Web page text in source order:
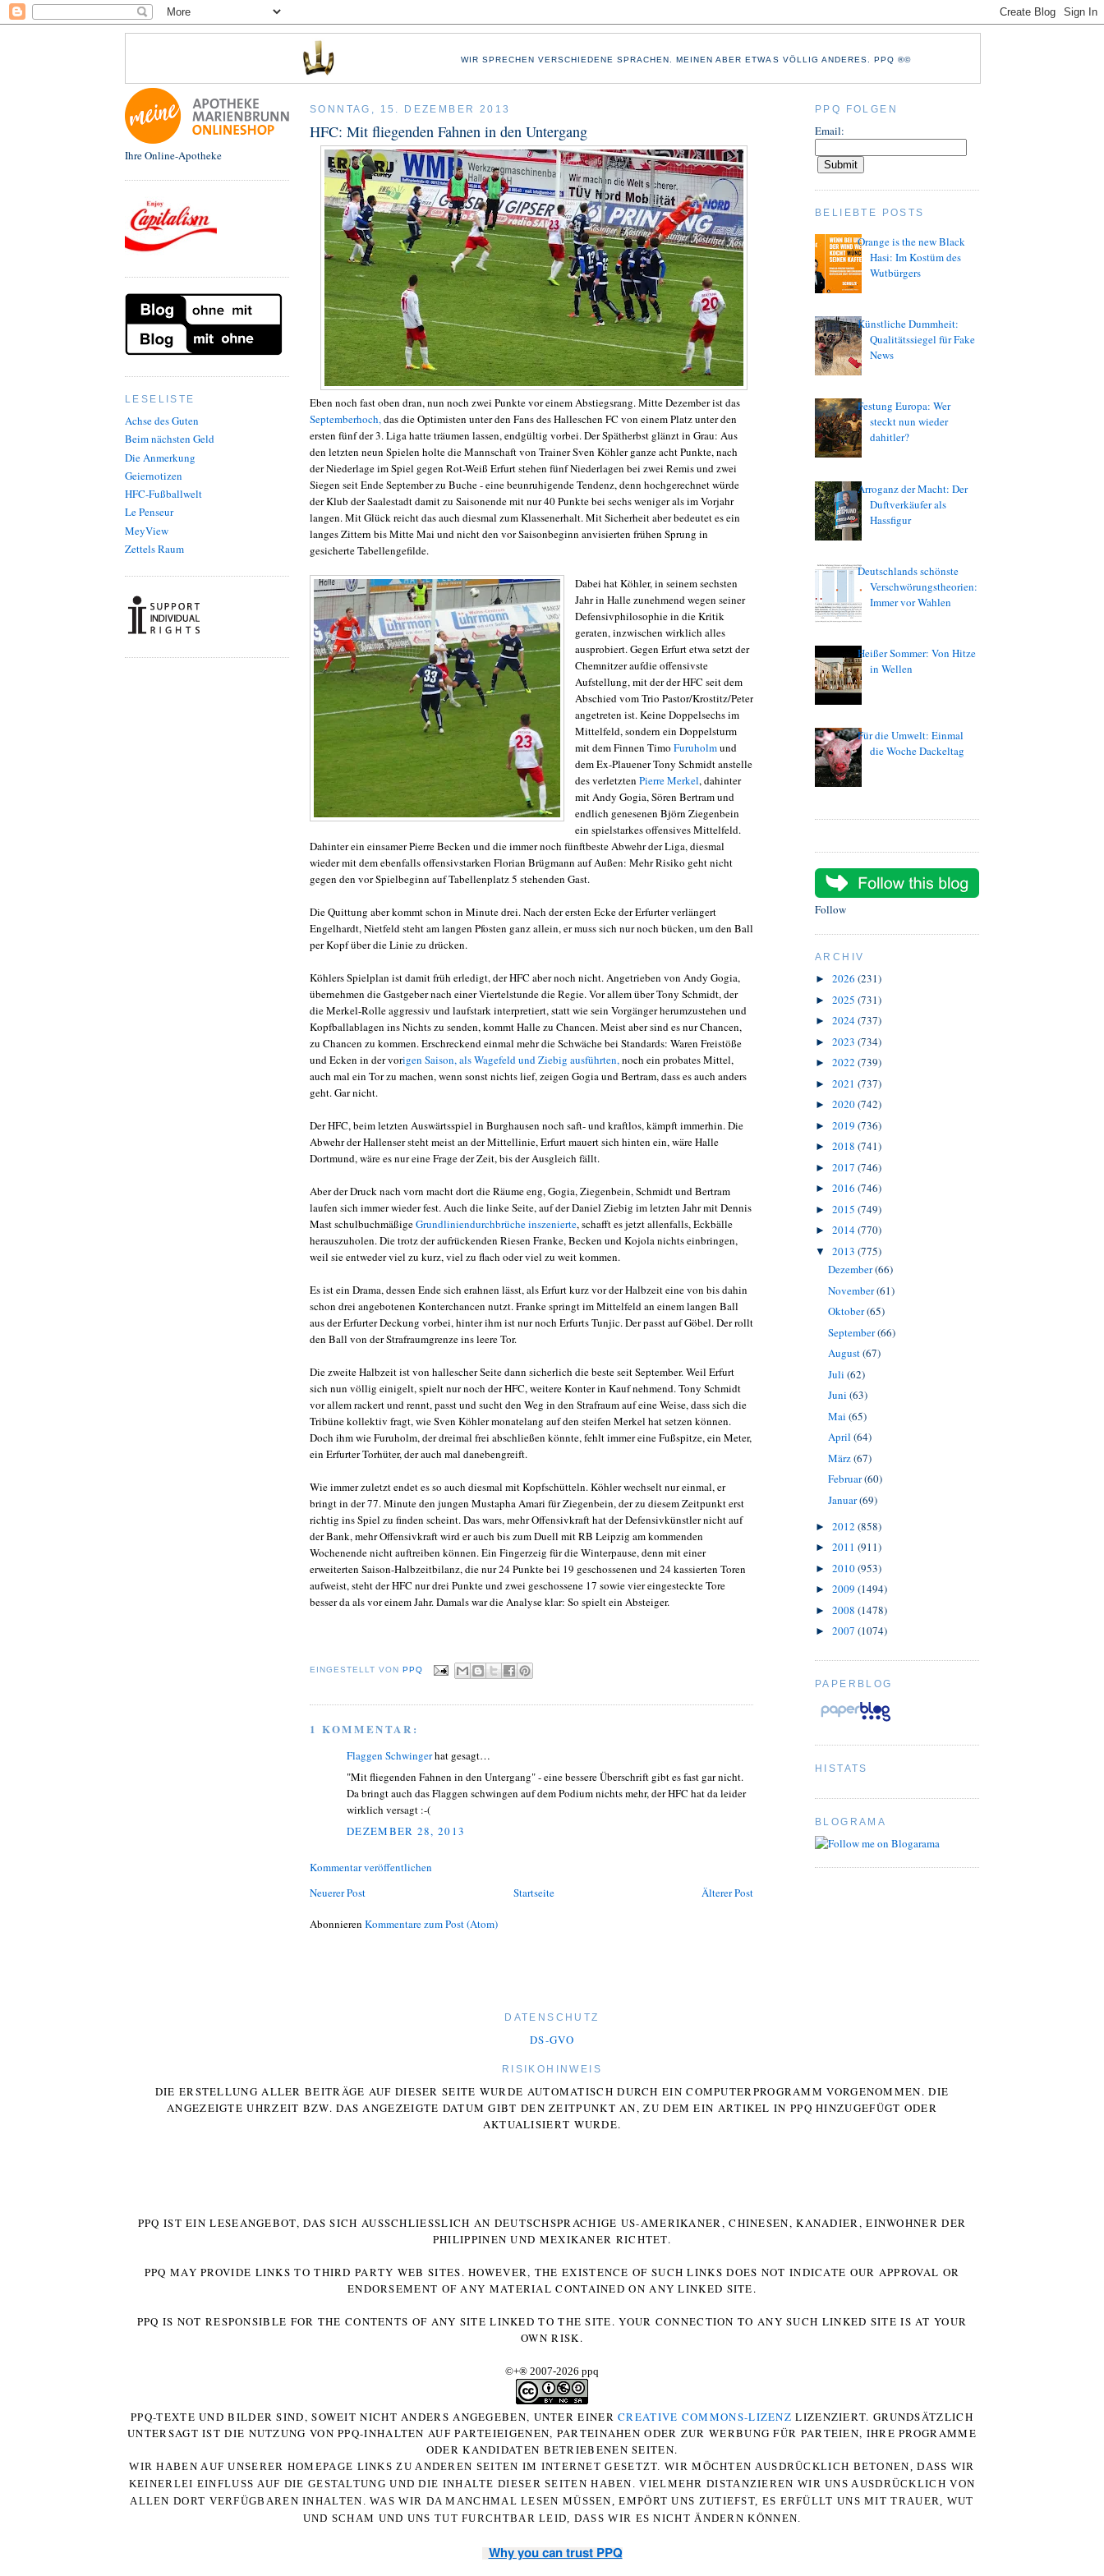
WIR SPRECHEN VERSCHIEDENE SPRACHEN. MEINEN ABER ETWAS VÖLLIG ANDERES. PPQ ®©
Ihre Online-Apotheke
LESELISTE
Achse des Guten
Beim nächsten Geld
Die Anmerkung
Geiernotizen
HFC-Fußballwelt
Le Penseur
MeyView
Zettels Raum
SONNTAG, 15. DEZEMBER 2013
HFC: Mit fliegenden Fahnen in den Untergang
Eben noch fast oben dran, nun noch zwei Punkte vor einem Abstiegsrang. Mitte Dezember ist das
Septemberhoch, das die Optimisten unter den Fans des Halleschen FC von einem Platz unter den
ersten fünf der 3. Liga hatte träumen lassen, endgültig vorbei. Der Spätherbst glänzt in Grau: Aus
den letzten neun Spielen holte die Mannschaft von Trainer Sven Köhler ganze acht Punkte, nach
der Niederlage im Spiel gegen Rot-Weiß Erfurt stehen fünf Niederlagen bei zwei Remis und zwei
Siegen seit Ende September zu Buche - eine beunruhigende Tendenz, denn hochgerechnet würde
der Klub der Saalestadt damit zu Saisonende mit nur 40 Punkte bei sechs weniger als im Vorjahr
langen. Mit Glück reicht das auch diesmal zum Klassenerhalt. Mit Sicherheit aber bedeutet es ein
langes Zittern bis Mitte Mai und nicht den vor Saisonbeginn anvisierten frühen Sprung in
gesicherte Tabellengefilde.
Dabei hat Köhler, in seinem sechsten
Jahr in Halle zunehmend wegen seiner
Defensivphilosophie in die Kritik
geraten, inzwischen wirklich alles
ausprobiert. Gegen Erfurt etwa setzt der
Chemnitzer aufdie offensivste
Aufstellung, mit der der HFC seit dem
Abschied vom Trio Pastor/Krostitz/Peter
angetreten ist. Keine Doppelsechs im
Mittelfeld, sondern ein Doppelsturm
mit dem Finnen Timo Furuholmund
dem Ex-Plauener Tony Schmidt anstelle
des verletzten Pierre Merkel, dahinter
mit Andy Gogia, Sören Bertram und
endlich genesenen Björn Ziegenbein
ein spielstarkes offensives Mittelfeld.
Dahinter ein einsamer Pierre Becken und die immer noch fünftbeste Abwehr der Liga, diesmal
wieder mit dem ebenfalls offensivstarken Florian Brügmann auf Außen: Mehr Risiko geht nicht
gegen den vor Spielbeginn auf Tabellenplatz 5 stehenden Gast.
Die Quittung aber kommt schon in Minute drei. Nach der ersten Ecke der Erfurter verlängert
Engelhardt, Nietfeld steht am langen Pfosten ganz allein, er muss sich nur noch bücken, um den Ball
per Kopf über die Linie zu drücken.
Köhlers Spielplan ist damit früh erledigt, der HFC aber noch nicht. Angetrieben von Andy Gogia,
übernehmen die Gastgeber nach einer Viertelstunde die Regie. Vor allem über Tony Schmidt, der
die Merkel-Rolle aggressiv und laufstark interpretiert, statt wie sein Vorgänger herumzustehen und
Kopfballablagen ins Nichts zu senden, kommt Halle zu Chancen. Meist aber sind es nur Chancen,
zu Chancen zu kommen. Erschreckend einmal mehr die Schwäche bei Standards: Waren Freistöße
und Ecken in der vorigen Saison, als Wagefeld und Ziebig ausführten, noch ein probates Mittel,
auch mal ein Tor zu machen, wenn sonst nichts lief, zeigen Gogia und Bertram, dass es auch anders
geht. Gar nicht.
Der HFC, beim letzten Auswärtsspiel in Burghausen noch saft- und kraftlos, kämpft immerhin. Die
Abwehr der Hallenser steht meist an der Mittellinie, Erfurt mauert sich hinten ein, wäre Halle
Dortmund, wäre es nur eine Frage der Zeit, bis der Ausgleich fällt.
Aber der Druck nach vorn macht dort die Räume eng, Gogia, Ziegenbein, Schmidt und Bertram
laufen sich immer wieder fest. Auch die linke Seite, auf der Daniel Ziebig im letzten Jahr mit Dennis
Mast schulbuchmäßigeGrundliniendurchbrüche inszenierte, schafft es jetzt allenfalls, Eckbälle
herauszuholen. Die trotz der aufrückenden Riesen Franke, Becken und Kojola nichts einbringen,
weil sie entweder viel zu kurz, viel zu flach oder viel zu weit kommen.
Es ist ein Drama, dessen Ende sich erahnen lässt, als Erfurt kurz vor der Halbzeit eine von bis dahin
schon drei angebotenen Konterchancen nutzt. Franke springt im Mittelfeld an einem langen Ball
aus der Erfurter Deckung vorbei, hinter ihm ist nur noch Erfurts Tunjic. Der passt auf Göbel. Der rollt
den Ball von der Strafraumgrenze ins leere Tor.
Die zweite Halbzeit ist von hallescher Seite dann sicherlich die beste seit September. Weil Erfurt
sich nun völlig einigelt, spielt nur noch der HFC, weitere Konter in Kauf nehmend. Tony Schmidt
vor allem rackert und rennt, passt und sucht den Weg in den Strafraum auf eine Weise, dass sich die
Tribüne kollektiv fragt, wie Sven Köhler monatelang auf den steifen Merkel hat setzen können.
Doch ihm wie Furuholm, der dreimal frei abschließen könnte, fehlt immer eine Fußspitze, ein Meter,
ein Erfurter Torhüter, der auch mal danebengreift.
Wie immer zuletzt endet es so auch diesmal mit Kopfschütteln. Köhler wechselt nur einmal, er
bringt in der 77. Minute den jungen Mustapha Amari für Ziegenbein, der zu diesem Zeitpunkt erst
richtig ins Spiel zu finden scheint. Das wars, mehr Offensivkraft hat der Defensivkünstler nicht auf
der Bank, mehr Offensivkraft wird er auch bis zum Duell mit RB Leipzig am kommenden
Wochenende nicht auftreiben können. Ein Fingerzeig für die Winterpause, denn mit einer
erweiterten Saison-Halbzeitbilanz, die nur 24 Punkte bei 19 geschossenen und 24 kassierten Toren
aufweist, steht der HFC nur drei Punkte und zwei geschossene 17 sowie vier eingesteckte Tore
besser da als vor einem Jahr. Damals war die Analyse klar: So spielt ein Absteiger.
EINGESTELLT VON PPQ
1 KOMMENTAR:
Flaggen Schwingerhat gesagt…
"Mit fliegenden Fahnen in den Untergang" - eine bessere Überschrift gibt es fast gar nicht.
Da bringt auch das Flaggen schwingen auf dem Podium nichts mehr, der HFC hat da leider
wirklich versagt :-(
DEZEMBER 28, 2013
Kommentar veröffentlichen
Neuerer Post
Älterer Post
Startseite
Abonnieren Kommentare zum Post (Atom)
PPQ FOLGEN
Email:
BELIEBTE POSTS
Orange is the new Black
Hasi: Im Kostüm des
Wutbürgers
Künstliche Dummheit:
Qualitätssiegel für Fake
News
Festung Europa: Wer
steckt nun wieder
dahitler?
Arroganz der Macht: Der
Duftverkäufer als
Hassfigur
Deutschlands schönste
Verschwörungstheorien:
Immer vor Wahlen
Heißer Sommer: Von Hitze
in Wellen
Für die Umwelt: Einmal
die Woche Dackeltag
Follow
ARCHIV
► 2026 (231)
► 2025 (731)
► 2024(737)
► 2023 (734)
► 2022 (739)
► 2021 (737)
► 2020(742)
► 2019 (736)
► 2018 (741)
► 2017 (746)
► 2016 (746)
► 2015 (749)
► 2014(770)
▼ 2013 (775)
Dezember(66)
November(61)
Oktober(65)
September(66)
August(67)
Juli (62)
Juni (63)
Mai (65)
April (64)
März(67)
Februar(60)
Januar(69)
► 2012 (858)
► 2011 (911)
► 2010(953)
► 2009 (1494)
► 2008 (1478)
► 2007 (1074)
PAPERBLOG
HISTATS
BLOGRAMA
DATENSCHUTZ
DS-GVO
RISIKOHINWEIS
DIE ERSTELLUNG ALLER BEITRÄGE AUF DIESER SEITE WURDE AUTOMATISCH DURCH EIN COMPUTERPROGRAMM VORGENOMMEN. DIE
ANGEZEIGTE UHRZEIT BZW. DAS ANGEZEIGTE DATUM GIBT DEN ZEITPUNKT AN, ZU DEM EIN ARTIKEL IN PPQ HINZUGEFÜGT ODER
AKTUALISIERT WURDE.
PPQ IST EIN LESEANGEBOT, DAS SICH AUSSCHLIESSLICH AN DEUTSCHSPRACHIGE US-AMERIKANER, CHINESEN, KANADIER, EINWOHNER DER P
HILIPPINEN UND MEXIKANER RICHTET.
PPQ MAY PROVIDE LINKS TO THIRD PARTY WEB SITES. HOWEVER, THE EXISTENCE OF SUCH LINKS DOES NOT INDICATE OUR APPROVAL OR
ENDORSEMENT OF ANY MATERIAL CONTAINED ON ANY LINKED SITE.
PPQ IS NOT RESPONSIBLE FOR THE CONTENTS OF ANY SITE LINKED TO THE SITE. YOUR CONNECTION TO ANY SUCH LINKED SITE IS AT YOUR
OWN RISK.
©+® 2007-2026 ppq
PPQ-TEXTE UND BILDER SIND, SOWEIT NICHT ANDERS ANGEGEBEN, UNTER EINERCREATIVE COMMONS-LIZENZ LIZENZIERT. GRUNDSÄTZLICH
UNTERSAGT IST DIE NUTZUNG VON PPQ-INHALTEN AUF PARTEIEIGENEN, PARTEINAHEN ODER ZUR WERBUNG FÜR PARTEIEN, IHRE PROGRAMME
ODER KANDIDATEN BETRIEBENEN SEITEN.
WIR HABEN AUF UNSERER HOMEPAGE LINKS ZU ANDEREN SEITEN IM INTERNET GESETZT. WIR MÖCHTEN AUSDRÜCKLICH BETONEN, DASS WIR
KEINERLEI EINFLUSS AUF DIE GESTALTUNG UND DIE INHALTE DIESER SEITEN HABEN. VIELMEHR DISTANZIEREN WIR UNS AUSDRÜCKLICH VON
ALLEN DORT VERFÜGBAREN INHALTEN. WAS WIR DA MANCHMAL LESEN MÜSSEN, EMPÖRT UNS ZUTIEFST, ES ERFÜLLT UNS MIT TRAUER, WUT
UND SCHAM UND UNS TUT FURCHTBAR LEID, DASS WIR ES NICHT ÄNDERN KÖNNEN.
Why you can trust PPQ